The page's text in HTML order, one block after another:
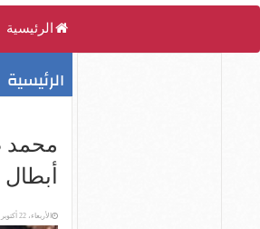
الرئيسية
الرئيسية
محمد
أبطال
الأربعاء، 22 أكتوبر 2025 09:09 م